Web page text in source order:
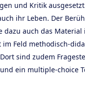
und Kritik
ihr Leben. Der
dazu auch das
im Feld methodisch-
sind zudem
ein multiple-choice